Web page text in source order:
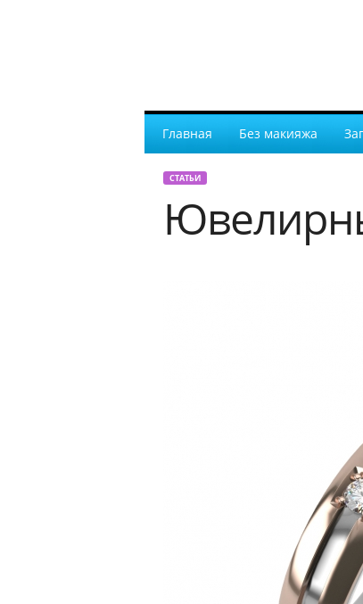
Главная Без макияжа
СТАТЬИ